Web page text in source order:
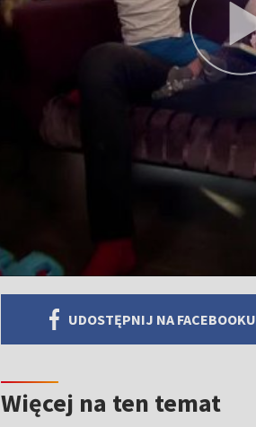
UDOSTĘPNIJ NA FACEBOOKU
Więcej na ten temat